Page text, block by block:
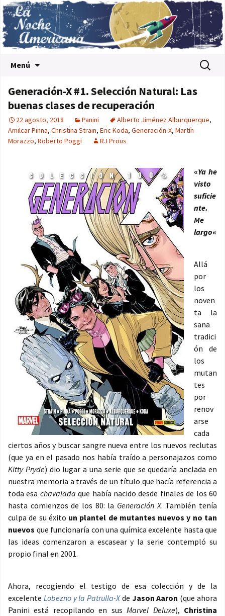
Menú Buscar:
Generación-X #1. Selección Natural: Las
buenas clases de recuperación
22 agosto, 2018 Panini Alberto Jiménez Alburquerque,
Amilcar Pinna, Christina Strain, Eric Koda, Generación-X, Martín
Morazzo, Roberto Poggi RJ Prous
«Ya he
visto
suficie
nte.
Me
largo«
Allá
por
los
noven
ta la
sana
tradici
ón de
los
mutan
tes
por
renov
arse
cada
ciertos años y buscar sangre nueva entre los nuevos reclutas
(que ya en el pasado nos había traído a personajazos como
Kitty Pryde) dio lugar a una serie que se quedaría anclada en
nuestra memoria a través de un título que hacía referencia a
toda esa chavalada que había nacido desde finales de los 60
hasta comienzos de los 80: la Generación X. También tenía
culpa de su éxito un plantel de mutantes nuevos y no tan
nuevos que funcionaría con una química excelente hasta que
las ideas comenzaron a escasear y la serie contempló su
propio final en 2001.
Ahora, recogiendo el testigo de esa colección y de la
excelente Lobezno y la Patrulla-Xde Jason Aaron (que ahora
Panini está recopilando en susMarvel Deluxe), Christina